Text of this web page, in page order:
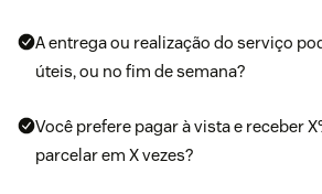
A entrega ou realização do serviço
úteis, ou no fim de semana?
Você prefere pagar à vista e receber
parcelar em X vezes?